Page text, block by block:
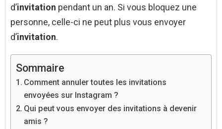
d’invitation pendant un an. Si vous bloquez une
personne, celle-ci ne peut plus vous envoyer
d’invitation.
Sommaire
Comment annuler toutes les invitations
envoyées sur Instagram ?
Qui peut vous envoyer des invitations à devenir
amis ?